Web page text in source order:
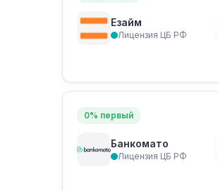
Езайм
Лицензия ЦБ РФ
0% первый
Банкомато
Лицензия ЦБ РФ